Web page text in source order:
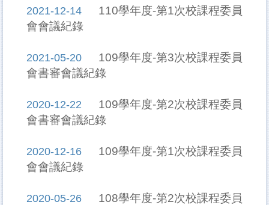
2021-12-14
110學年度-第1次校課程委員
會會議紀錄
2021-05-20
109學年度-第3次校課程委員
會書審會議紀錄
2020-12-22
109學年度-第2次校課程委員
會書審會議紀錄
2020-12-16
109學年度-第1次校課程委員
會會議紀錄
2020-05-26
108學年度-第2次校課程委員